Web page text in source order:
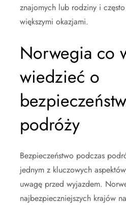
znajomych lub rodziny i
większymi okazjami.
Norwegia co
wiedzieć o
podróży
Bezpieczeństwo podczas
jednym z kluczowych
uwagę przed wyjazdem.
najbezpieczniejszych krajów